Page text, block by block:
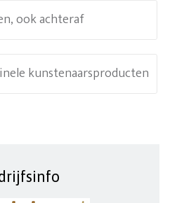
ook achteraf
kunstenaarsproducten